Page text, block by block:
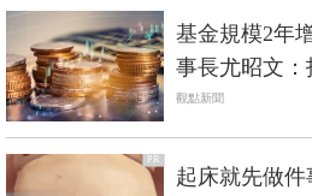
基金規模2年
事長尤昭文
代
觀點新聞
PR
起床就先做